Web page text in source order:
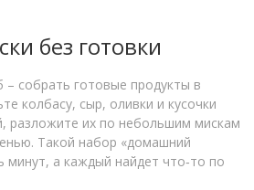
без готовки
собрать готовые продукты в
колбасу, сыр, оливки и кусочки
разложите их по небольшим мискам
Такой набор «домашний
минут, а каждый найдет что‑то по